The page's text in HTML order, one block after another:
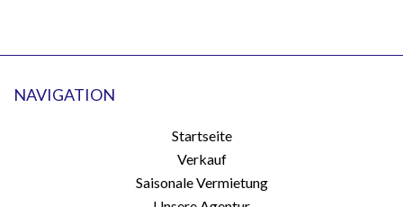
NAVIGATION
Startseite
Verkauf
Saisonale Vermietung